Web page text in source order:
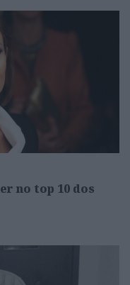
no top 10 dos